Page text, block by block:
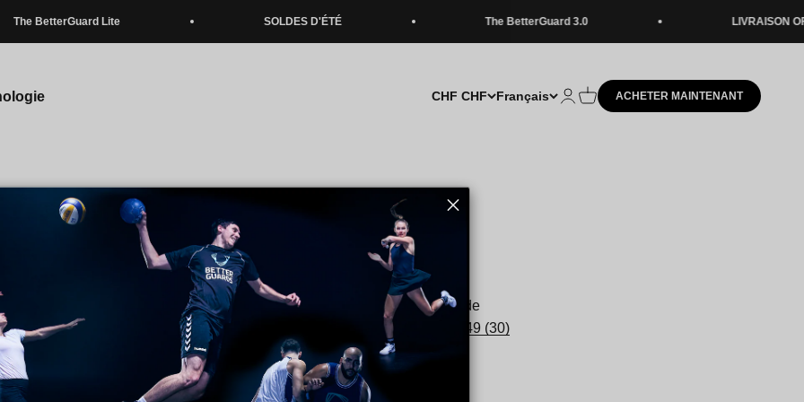
The BetterGuard Lite SOLDES D'ÉTÉ The BetterGuard 3.0 LIVRAISON
CHF CHF Français Ouvrir le compte utilisation
Voir le panier
ACHETER MAINTENANT
Politique de retour
votre commande dans les 21 jours sans donner de motif (1). Le délai
moment où vous avez reçu les marchandises. Pour exercer votre droit de
utiliser notre
Portail de retours ou contacter notre service d'assistance (
+49 (30)